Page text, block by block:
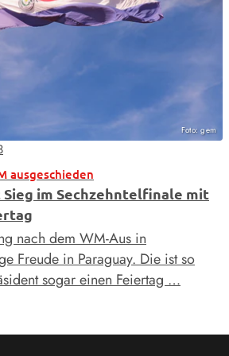
Foto: gem
ausgeschieden
im Sechzehntelfinale mit
nach dem WM-Aus in
Freude in Paraguay. Die ist so
sogar einen Feiertag …